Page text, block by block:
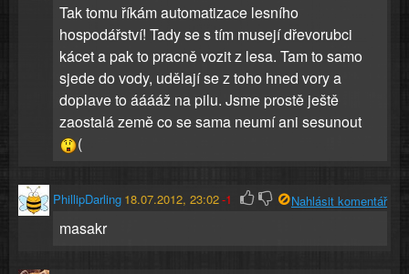
Tak tomu říkám automatizace lesního
hospodářství! Tady se s tím musejí dřevorubci
kácet a pak to pracně vozit z lesa. Tam to samo
sjede do vody, udělají se z toho hned vory a
doplave to ááááž na pilu. Jsme prostě ještě
zaostalá země co se sama neumí ani sesunout
(
PhillipDarling 18.07.2012, 23:02-1 Nahlásit komentář
masakr